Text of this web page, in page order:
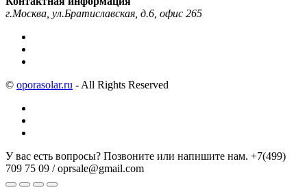
г.Москва, ул.Братиславская, д.6, офис 265
© oporasolar.ru - All Rights Reserved
У вас есть вопросы? Позвоните или напишите нам. +7(499)
709 75 09 / oprsale@gmail.com